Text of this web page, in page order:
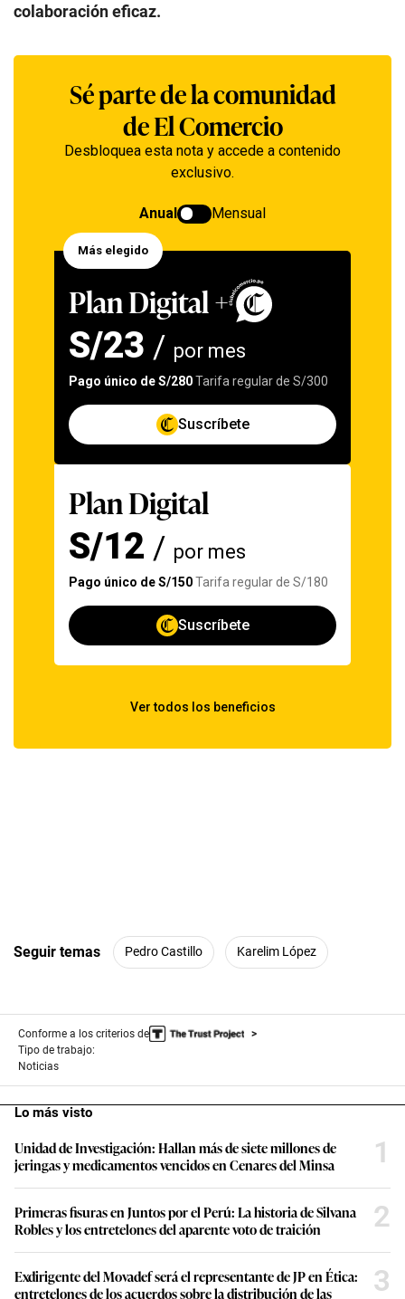
colaboración eficaz.
Seguir temas Pedro Castillo Karelim López
Conforme a los criterios de
Tipo de trabajo:
Noticias
Lo más visto
Unidad de Investigación: Hallan más de siete millones de
jeringas y medicamentos vencidos en Cenares del Minsa
1
Primeras fisuras en Juntos por el Perú: La historia de Silvana
Robles y los entretelones del aparente voto de traición
2
Exdirigente del Movadef será el representante de JP en Ética:
entretelones de los acuerdos sobre la distribución de las
3